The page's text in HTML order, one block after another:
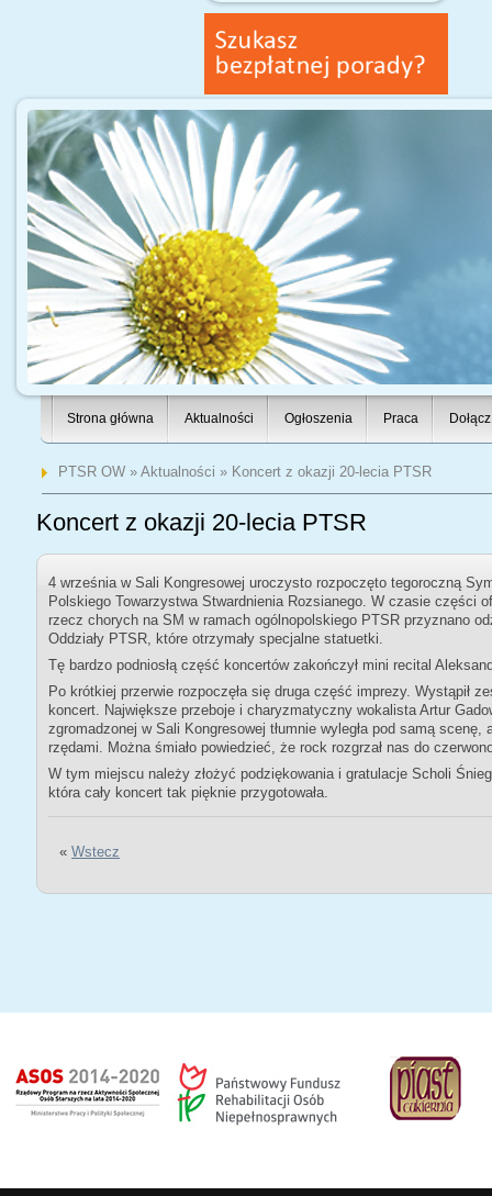
Strona główna Aktualności Ogłoszenia Praca
PTSR OW» Aktualności » Koncert z okazji 20-lecia PTSR
Koncert z okazji 20-lecia PTSR
4 września w Sali Kongresowej uroczysto rozpoczęto tegoroczną
Polskiego Towarzystwa Stwardnienia Rozsianego. W czasie części
rzecz chorych na SM w ramach ogólnopolskiego PTSR przyznano
Oddziały PTSR, które otrzymały specjalne statuetki.
Tę bardzo podniosłą część koncertów zakończył mini recital
Po krótkiej przerwie rozpoczęła się druga część imprezy. Wystąpił
koncert. Największe przeboje i charyzmatyczny wokalista Artur
zgromadzonej w Sali Kongresowej tłumnie wyległa pod samą
rzędami. Można śmiało powiedzieć, że rock rozgrzał nas do
W tym miejscu należy złożyć podziękowania i gratulacje Scholi
która cały koncert tak pięknie przygotowała.
« Wstecz